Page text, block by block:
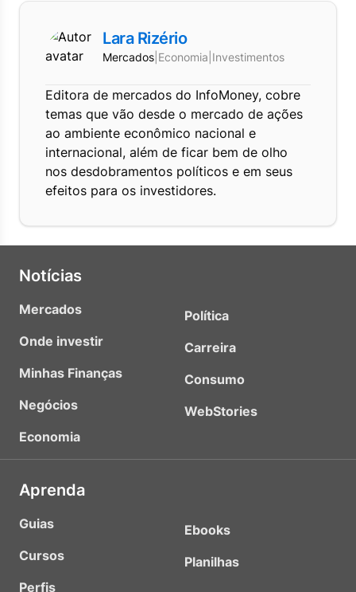
Lara Rizério
Mercados Economia Investimentos
Editora de mercados do InfoMoney, cobre
temas que vão desde o mercado de ações
ao ambiente econômico nacional e
internacional, além de ficar bem de olho
nos desdobramentos políticos e em seus
efeitos para os investidores.
Notícias
Mercados
Onde investir
Minhas Finanças
Negócios
Economia
Política
Carreira
Consumo
WebStories
Aprenda
Guias
Cursos
Perfis
Ebooks
Planilhas